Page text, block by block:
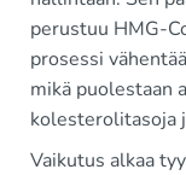
perustuu HMG-
prosessi
mikä puolestaan
kolesterolitasoja
Vaikutus alkaa